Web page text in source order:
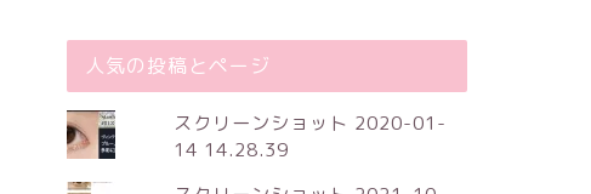
人気の投稿とページ
スクリーンショット 2020-01-
14 14.28.39